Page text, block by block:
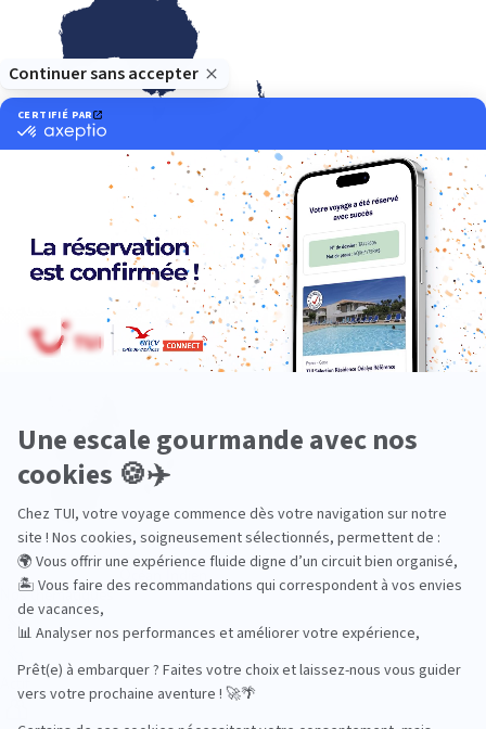
Océan Indien
Nos thématiques